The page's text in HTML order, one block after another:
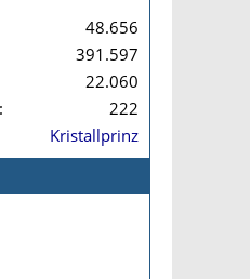
48.656
391.597
22.060
222
Kristallprinz